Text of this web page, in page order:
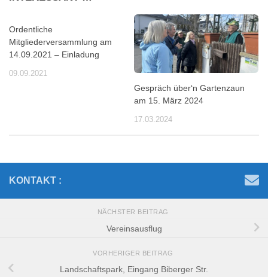
Ordentliche
Mitgliederversammlung am
14.09.2021 – Einladung
09.09.2021
Gespräch über‘n Gartenzaun
am 15. März 2024
17.03.2024
KONTAKT :
NÄCHSTER BEITRAG
Vereinsausflug
VORHERIGER BEITRAG
Landschaftspark, Eingang Biberger Str.